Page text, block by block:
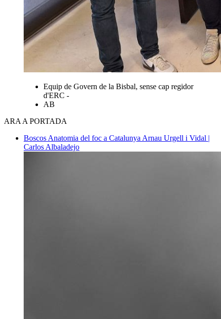
Equip de Govern de la Bisbal, sense cap regidor
d'ERC -
AB
ARA A PORTADA
Boscos Anatomia del foc a Catalunya Arnau Urgell i Vidal |
Carlos Albaladejo